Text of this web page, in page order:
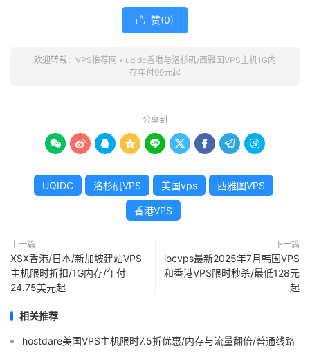
 赞(0)
欢迎转载： VPS推荐网 » uqidc香港与洛杉矶/西雅图VPS主机1G内
存年付99元起
分享到
        
UQIDC 洛杉矶VPS 美国vps 西雅图VPS
香港VPS
上一篇
XSX香港/日本/新加坡建站VPS
主机限时折扣/1G内存/年付
24.75美元起
下一篇
locvps最新2025年7月韩国VPS
和香港VPS限时秒杀/最低128元
起
相关推荐
hostdare美国VPS主机限时7.5折优惠/内存与流量翻倍/普通线路